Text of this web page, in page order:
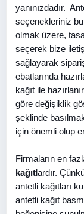
yanınızdadır.
seçenekleriniz
olmak üzere,
seçerek bize
sağlayarak
ebatlarında
kağıt ile
göre değişiklik
şeklinde
için önemli olup
Firmaların en
kağıtlardır.
antetli kağıtları
antetli kağıt